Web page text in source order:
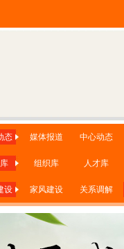
态 媒体报道 中心动态
组织库 人才库
设 家风建设 关系调解